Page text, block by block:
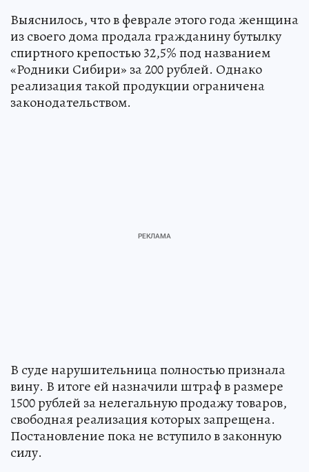
Выяснилось, что в феврале этого года женщина
из своего дома продала гражданину бутылку
спиртного крепостью 32,5% под названием
«Родники Сибири» за 200 рублей. Однако
реализация такой продукции ограничена
законодательством.
В суде нарушительница полностью признала
вину. В итоге ей назначили штраф в размере
1500 рублей за нелегальную продажу товаров,
свободная реализация которых запрещена.
Постановление пока не вступило в законную
силу.